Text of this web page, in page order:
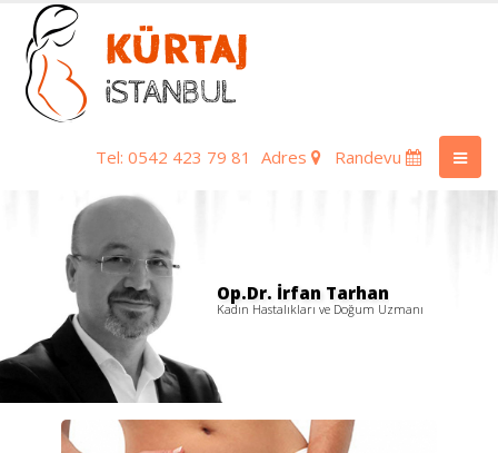
Tel: 0542 423 79 81 Adres Randevu
Op.Dr. İrfan Tarhan
Kadın Hastalıkları ve Doğum Uzmanı